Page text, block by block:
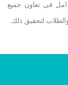
امل فى تعاون جميع
لتحقيق ذلك.